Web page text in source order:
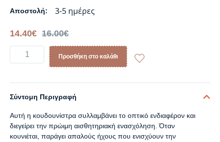
Αποστολή: 3-5 ημέρες
16.00€
14.40€
Προσθήκη στο καλάθι
Σύντομη Περιγραφή
Αυτή η κουδουνίστρα συλλαμβάνει το οπτικό ενδιαφέρον και
διεγείρει την πρώιμη αισθητηριακή ενασχόληση. Όταν
κουνιέται, παράγει απαλούς ήχους που ενισχύουν την